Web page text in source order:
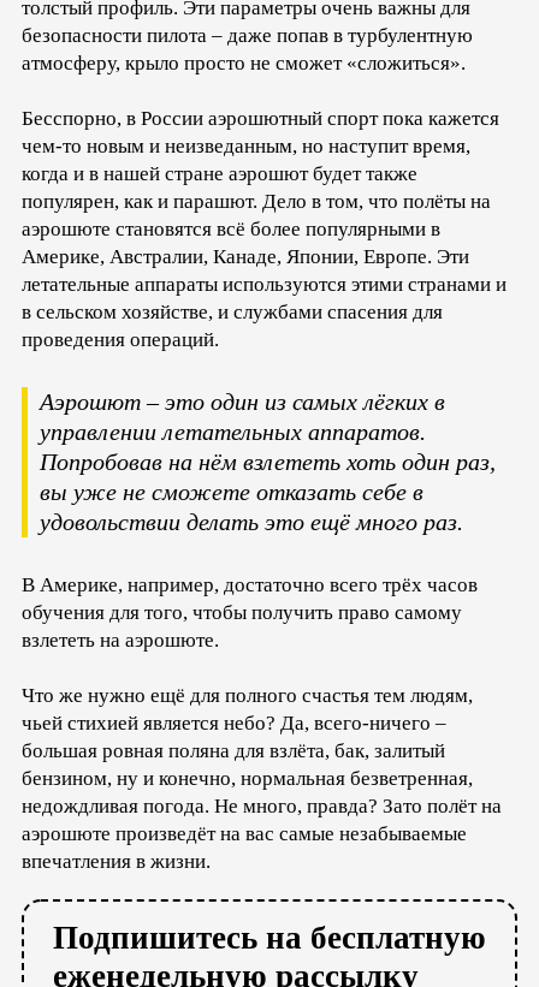
толстый профиль. Эти параметры очень важны для
безопасности пилота – даже попав в турбулентную
атмосферу, крыло просто не сможет «сложиться».
Бесспорно, в России аэрошютный спорт пока кажется
чем-то новым и неизведанным, но наступит время,
когда и в нашей стране аэрошют будет также
популярен, как и парашют. Дело в том, что полёты на
аэрошюте становятся всё более популярными в
Америке, Австралии, Канаде, Японии, Европе. Эти
летательные аппараты используются этими странами и
в сельском хозяйстве, и службами спасения для
проведения операций.
Аэрошют – это один из самых лёгких в
управлении летательных аппаратов.
Попробовав на нём взлететь хоть один раз,
вы уже не сможете отказать себе в
удовольствии делать это ещё много раз.
В Америке, например, достаточно всего трёх часов
обучения для того, чтобы получить право самому
взлететь на аэрошюте.
Что же нужно ещё для полного счастья тем людям,
чьей стихией является небо? Да, всего-ничего –
большая ровная поляна для взлёта, бак, залитый
бензином, ну и конечно, нормальная безветренная,
недождливая погода. Не много, правда? Зато полёт на
аэрошюте произведёт на вас самые незабываемые
впечатления в жизни.
Подпишитесь на бесплатную
еженедельную рассылку